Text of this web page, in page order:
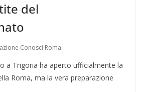
del
Conosci Roma
a Trigoria ha aperto ufficialmente la
Roma, ma la vera preparazione